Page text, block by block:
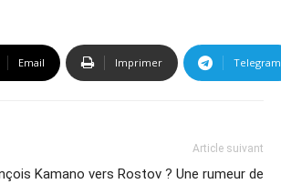
Email Imprimer Telegram
Article suivant
Kamano vers Rostov ? Une rumeur de